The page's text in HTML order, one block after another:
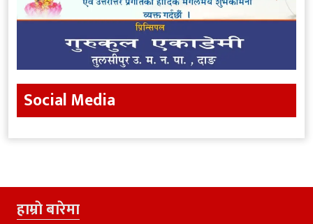
Social Media
हाम्राे बारेमा